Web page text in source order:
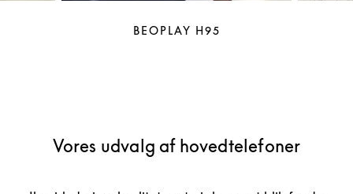
BEOPLAY H95
Vores udvalg af hovedtelefoner